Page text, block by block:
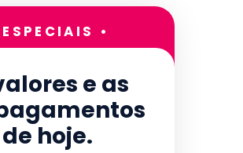
•
e as
hoje.